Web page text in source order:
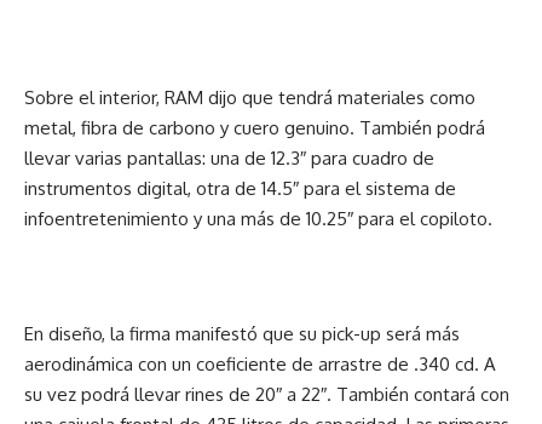
Sobre el interior, RAM dijo que tendrá materiales como
metal, fibra de carbono y cuero genuino. También podrá
llevar varias pantallas: una de 12.3″ para cuadro de
instrumentos digital, otra de 14.5″ para el sistema de
infoentretenimiento y una más de 10.25″ para el copiloto.
En diseño, la firma manifestó que su pick-up será más
aerodinámica con un coeficiente de arrastre de .340 cd. A
su vez podrá llevar rines de 20″ a 22″. También contará con